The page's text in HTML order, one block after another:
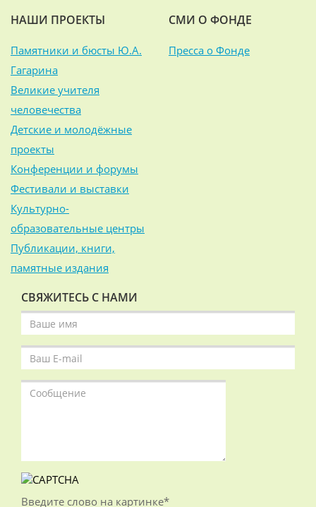
НАШИ ПРОЕКТЫ
Памятники и бюсты Ю.А.
Гагарина
Великие учителя
человечества
Детские и молодёжные
проекты
Конференции и форумы
Фестивали и выставки
Культурно-
образовательные центры
Публикации, книги,
памятные издания
СМИ О ФОНДЕ
Пресса о Фонде
СВЯЖИТЕСЬ С НАМИ
Введите слово на картинке*